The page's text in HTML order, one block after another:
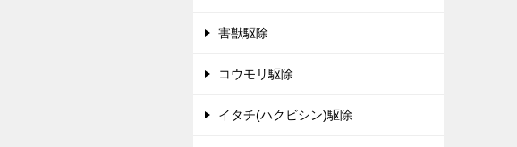
害獣駆除
コウモリ駆除
イタチ(ハクビシン)駆除